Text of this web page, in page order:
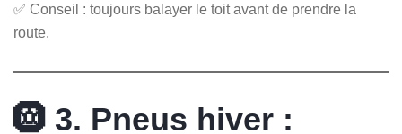
✅ Conseil : toujours balayer le toit avant de prendre la
route.
🛞 3. Pneus hiver :